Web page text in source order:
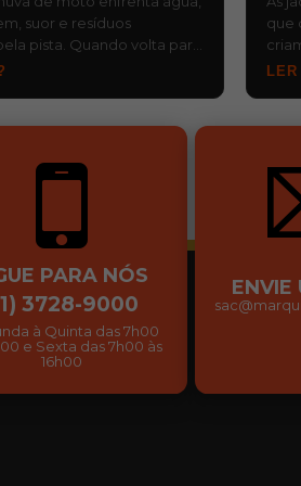
suor e resíduos
pista. Quando volta para
e fica esquecida,…
que
PARA NÓS
3728-9000
à Quinta das 7h00
e Sexta das 7h00 às
16h00
ENVIE